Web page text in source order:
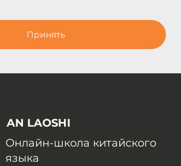
Принять
AN LAOSHI
Онлайн-школа китайского
языка